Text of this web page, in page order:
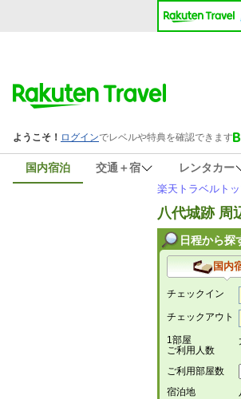
国内宿泊 交通＋宿 レンタカー
楽天トラベルト
八代城跡 周
日程から探
国内
チェックイン
チェックアウト
1部屋
ご利用人数
ご利用部屋数
宿泊地